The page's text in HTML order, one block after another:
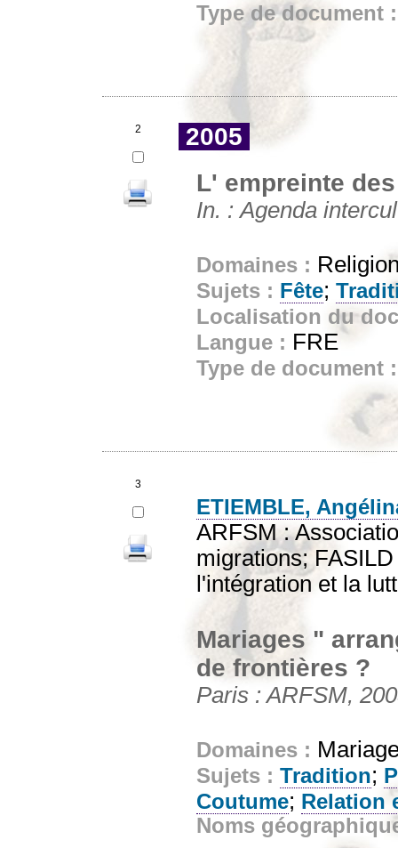
Type de document
2
2005
L' empreinte
In. : Agenda
Domaines :
Sujets : Fête;
Localisation du
Langue : FRE
Type de document
3
ETIEMBLE,
ARFSM :
migrations;
l'intégration et la
Mariages "
de frontières ?
Paris : ARFSM,
Domaines :
Sujets : Tradition;
Coutume; Relation
Noms